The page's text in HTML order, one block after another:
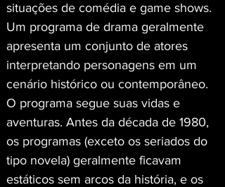
situações de comédia e game shows.
Um programa de drama geralmente
apresenta um conjunto de atores
interpretando personagens em um
cenário histórico ou contemporâneo.
O programa segue suas vidas e
aventuras. Antes da década de 1980,
os programas (exceto os seriados do
tipo novela) geralmente ficavam
estáticos sem arcos da história, e os